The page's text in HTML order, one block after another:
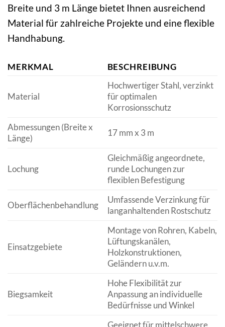
Breite und 3 m Länge bietet Ihnen ausreichend
Material für zahlreiche Projekte und eine flexible
Handhabung.
MERKMAL BESCHREIBUNG
Material
Hochwertiger Stahl, verzinkt
für optimalen
Korrosionsschutz
Abmessungen (Breite x
Länge)
17 mm x 3 m
Lochung
Gleichmäßig angeordnete,
runde Lochungen zur
flexiblen Befestigung
Oberflächenbehandlung
Umfassende Verzinkung für
langanhaltenden Rostschutz
Einsatzgebiete
Montage von Rohren, Kabeln,
Lüftungskanälen,
Holzkonstruktionen,
Geländern u.v.m.
Biegsamkeit
Hohe Flexibilität zur
Anpassung an individuelle
Bedürfnisse und Winkel